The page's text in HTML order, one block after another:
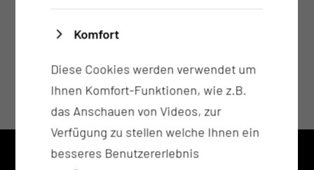
Komfort
Diese Cookies werden verwendet um
Ihnen Komfort-Funktionen, wie z.B.
das Anschauen von Videos, zur
Verfügung zu stellen welche Ihnen ein
besseres Benutzererlebnis